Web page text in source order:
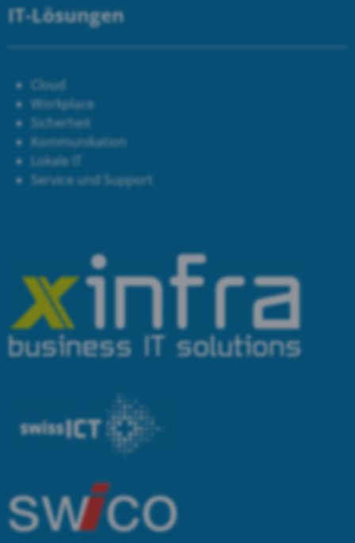
IT-Lösungen
Cloud
Workplace
Sicherheit
Kommunikation
Lokale IT
Service und Support